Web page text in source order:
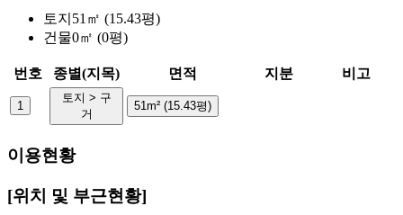
토지 51㎡ (15.43평)
건물0㎡ (0평)
번호 종별(지목) 면적 지분 비고
1
토지 > 구
거
51m² (15.43평)
이용현황
[위치 및 부근현황]